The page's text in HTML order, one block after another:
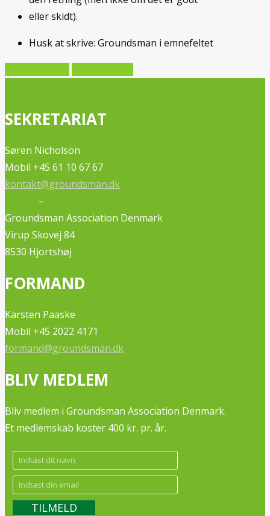
eller skidt).
Husk at skrive: Groundsman i emnefeltet
SEKRETARIAT
Søren Nicholson
Mobil +45 61 10 67 67
kontakt@groundsman.dk
–
Groundsman Association Denmark
Virup Skovej 84
8530 Hjortshøj
FORMAND
Karsten Paaske
Mobil +45 2022 4171
formand@groundsman.dk
BLIV MEDLEM
Bliv medlem i Groundsman Association Denmark.
Et medlemskab koster 400 kr. pr. år.